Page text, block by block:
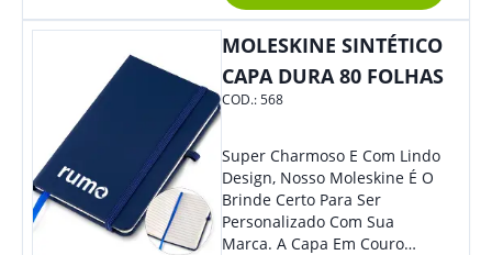
MOLESKINE SINTÉTICO
CAPA DURA 80 FOLHAS
COD.:568
Super Charmoso E Com Lindo
Design, Nosso Moleskine É O
Brinde Certo Para Ser
Personalizado Com Sua
Marca. A Capa Em Couro